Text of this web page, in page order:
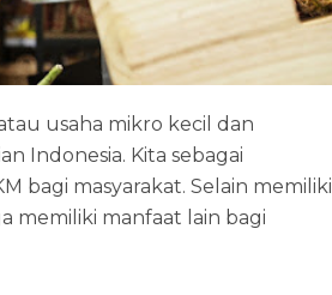
usaha mikro kecil dan
Indonesia. Kita sebagai
bagi masyarakat. Selain memiliki
memiliki manfaat lain bagi